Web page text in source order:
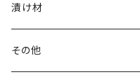
乾燥米こうじ
塩こうじ
漬け材
その他